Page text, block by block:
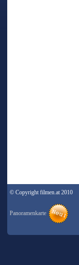
© Copyright filmen.at 2010
Panoramenkarte